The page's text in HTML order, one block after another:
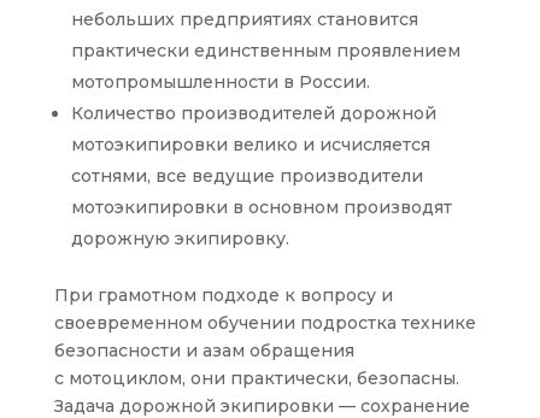
небольших предприятиях становится
практически единственным проявлением
мотопромышленности в России.
Количество производителей дорожной
мотоэкипировки велико и исчисляется
сотнями, все ведущие производители
мотоэкипировки в основном производят
дорожную экипировку.
При грамотном подходе к вопросу и
своевременном обучении подростка технике
безопасности и азам обращения
с мотоциклом, они практически, безопасны.
Задача дорожной экипировки — сохранение